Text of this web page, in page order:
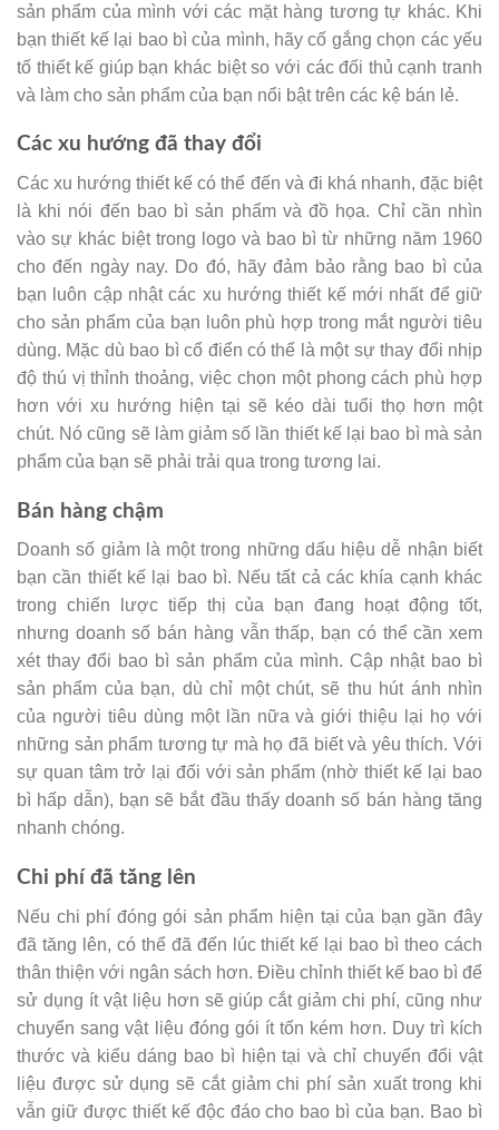
sản phẩm của mình với các mặt hàng tương tự khác. Khi
bạn thiết kế lại bao bì của mình, hãy cố gắng chọn các yếu
tố thiết kế giúp bạn khác biệt so với các đối thủ cạnh tranh
và làm cho sản phẩm của bạn nổi bật trên các kệ bán lẻ.
Các xu hướng đã thay đổi
Các xu hướng thiết kế có thể đến và đi khá nhanh, đặc biệt
là khi nói đến bao bì sản phẩm và đồ họa. Chỉ cần nhìn
vào sự khác biệt trong logo và bao bì từ những năm 1960
cho đến ngày nay. Do đó, hãy đảm bảo rằng bao bì của
bạn luôn cập nhật các xu hướng thiết kế mới nhất để giữ
cho sản phẩm của bạn luôn phù hợp trong mắt người tiêu
dùng. Mặc dù bao bì cổ điển có thể là một sự thay đổi nhịp
độ thú vị thỉnh thoảng, việc chọn một phong cách phù hợp
hơn với xu hướng hiện tại sẽ kéo dài tuổi thọ hơn một
chút. Nó cũng sẽ làm giảm số lần thiết kế lại bao bì mà sản
phẩm của bạn sẽ phải trải qua trong tương lai.
Bán hàng chậm
Doanh số giảm là một trong những dấu hiệu dễ nhận biết
bạn cần thiết kế lại bao bì. Nếu tất cả các khía cạnh khác
trong chiến lược tiếp thị của bạn đang hoạt động tốt,
nhưng doanh số bán hàng vẫn thấp, bạn có thể cần xem
xét thay đổi bao bì sản phẩm của mình. Cập nhật bao bì
sản phẩm của bạn, dù chỉ một chút, sẽ thu hút ánh nhìn
của người tiêu dùng một lần nữa và giới thiệu lại họ với
những sản phẩm tương tự mà họ đã biết và yêu thích. Với
sự quan tâm trở lại đối với sản phẩm (nhờ thiết kế lại bao
bì hấp dẫn), bạn sẽ bắt đầu thấy doanh số bán hàng tăng
nhanh chóng.
Chi phí đã tăng lên
Nếu chi phí đóng gói sản phẩm hiện tại của bạn gần đây
đã tăng lên, có thể đã đến lúc thiết kế lại bao bì theo cách
thân thiện với ngân sách hơn. Điều chỉnh thiết kế bao bì để
sử dụng ít vật liệu hơn sẽ giúp cắt giảm chi phí, cũng như
chuyển sang vật liệu đóng gói ít tốn kém hơn. Duy trì kích
thước và kiểu dáng bao bì hiện tại và chỉ chuyển đổi vật
liệu được sử dụng sẽ cắt giảm chi phí sản xuất trong khi
vẫn giữ được thiết kế độc đáo cho bao bì của bạn. Bao bì